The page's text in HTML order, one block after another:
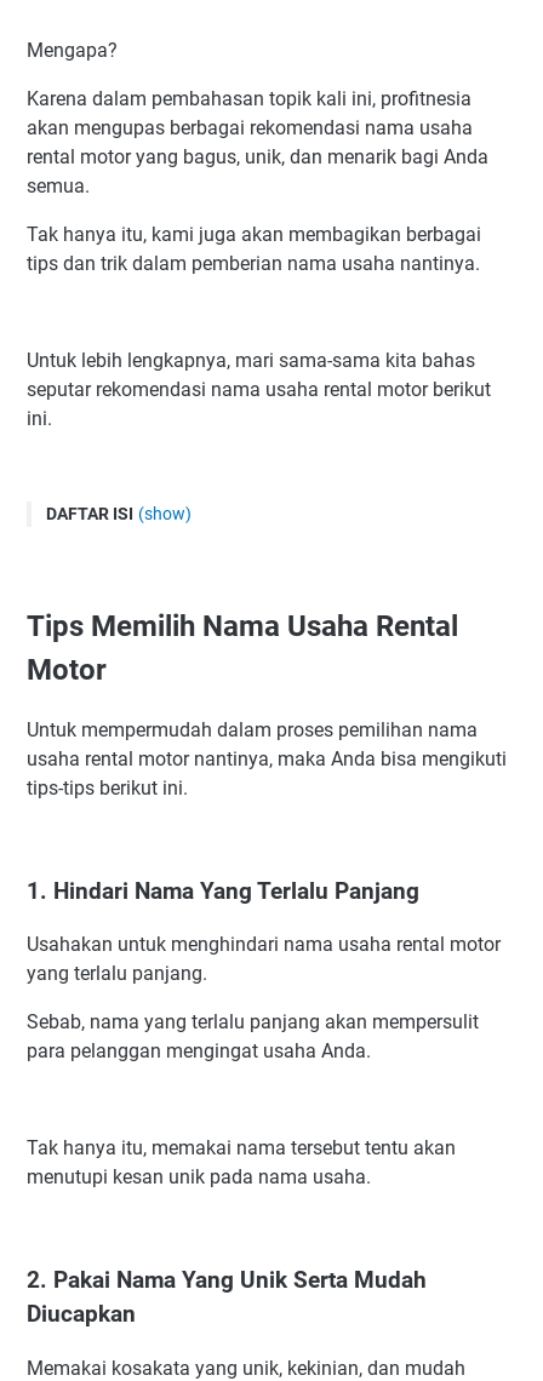
Mengapa?
Karena dalam pembahasan topik kali ini, profitnesia
akan mengupas berbagai rekomendasi nama usaha
rental motor yang bagus, unik, dan menarik bagi Anda
semua.
Tak hanya itu, kami juga akan membagikan berbagai
tips dan trik dalam pemberian nama usaha nantinya.
Untuk lebih lengkapnya, mari sama-sama kita bahas
seputar rekomendasi nama usaha rental motor berikut
ini.
DAFTAR ISI (show)
2. Pakai Nama Yang Unik Serta Mudah Diucapkan
5. Carilah Berbagai Referensi Nama Usaha Pesaing
6. Sisipkan Nama Sendiri
7. Catat Semua Ide Yang Muncul
Ide Nama Usaha Rental Motor Yang Unik
Inspirasi Nama Bisnis Sewa Motor Yang Keren
Ide Nama Usaha Rental Motor Listrik
Manfaat Memakai Nama Usaha Rental Motor
Tips Memilih Nama Usaha Rental
Motor
Untuk mempermudah dalam proses pemilihan nama
usaha rental motor nantinya, maka Anda bisa mengikuti
tips-tips berikut ini.
1. Hindari Nama Yang Terlalu Panjang
Usahakan untuk menghindari nama usaha rental motor
yang terlalu panjang.
Sebab, nama yang terlalu panjang akan mempersulit
para pelanggan mengingat usaha Anda.
Tak hanya itu, memakai nama tersebut tentu akan
menutupi kesan unik pada nama usaha.
2. Pakai Nama Yang Unik Serta Mudah
Diucapkan
Memakai kosakata yang unik, kekinian, dan mudah